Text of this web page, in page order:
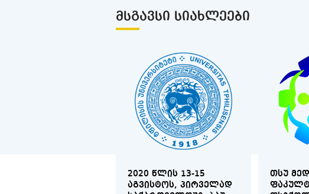
ᲛᲡᲒᲐᲕᲡᲘ ᲡᲘᲐᲮᲚᲔᲔᲑᲘ
2020 ᲬᲚᲘᲡ 13-15
ᲐᲒᲕᲘᲡᲢᲝᲡ, ᲞᲘᲠᲕᲔᲚᲐᲓ
ᲗᲡᲣ